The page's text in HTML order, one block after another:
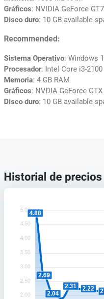
Gráficos: NVIDIA GeForce
Disco duro: 10 GB available
Recommended:
Sistema Operativo: Windows
Procesador: Intel Core i3-2100
Memoria: 4 GB RAM
Gráficos: NVDIA GeForce
Disco duro: 10 GB available
Historial de precios
5.00
4.50
4.00
3.50
3.00
2.50
2.00
4.88
2.69
2.04
2.31 2.22